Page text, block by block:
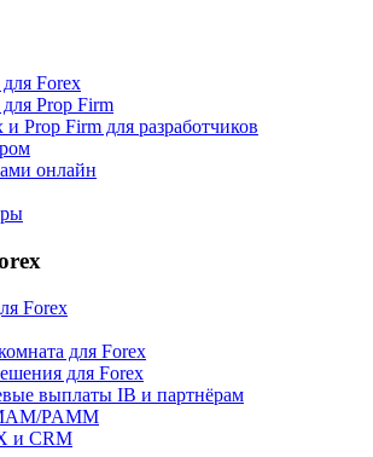
Forex
Prop Firm
Prop Firm для разработчиков
онлайн
Forex
для Forex
для Forex
выплаты IB и партнёрам
PAMM
и CRM